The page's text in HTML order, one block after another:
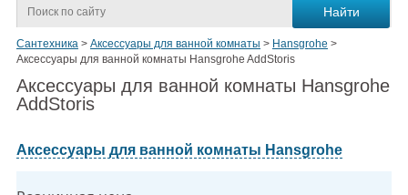
Сантехника > Аксессуары для ванной комнаты > Hansgrohe >
Аксессуары для ванной комнаты Hansgrohe AddStoris
Аксессуары для ванной комнаты Hansgrohe
AddStoris
Аксессуары для ванной комнаты Hansgrohe